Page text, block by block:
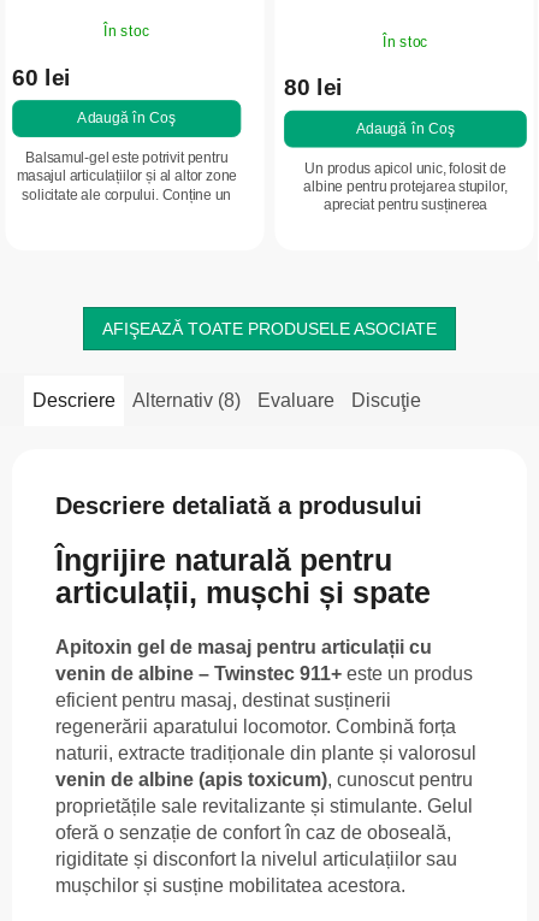
În stoc
60 lei
Adaugă în Coş
Balsamul-gel este potrivit pentru
masajul articulațiilor și al altor zone
solicitate ale corpului. Conține un
În stoc
80 lei
Adaugă în Coş
Un produs apicol unic, folosit de
albine pentru protejarea stupilor,
apreciat pentru susținerea
AFIŞEAZĂ TOATE PRODUSELE ASOCIATE
Descriere Alternativ (8) Evaluare Discuţie
Descriere detaliată a produsului
Îngrijire naturală pentru
articulații, mușchi și spate
Apitoxin gel de masaj pentru articulații cu
venin de albine – Twinstec 911+ este un produs
eficient pentru masaj, destinat susținerii
regenerării aparatului locomotor. Combină forța
naturii, extracte tradiționale din plante și valorosul
venin de albine (apis toxicum), cunoscut pentru
proprietățile sale revitalizante și stimulante. Gelul
oferă o senzație de confort în caz de oboseală,
rigiditate și disconfort la nivelul articulațiilor sau
mușchilor și susține mobilitatea acestora.